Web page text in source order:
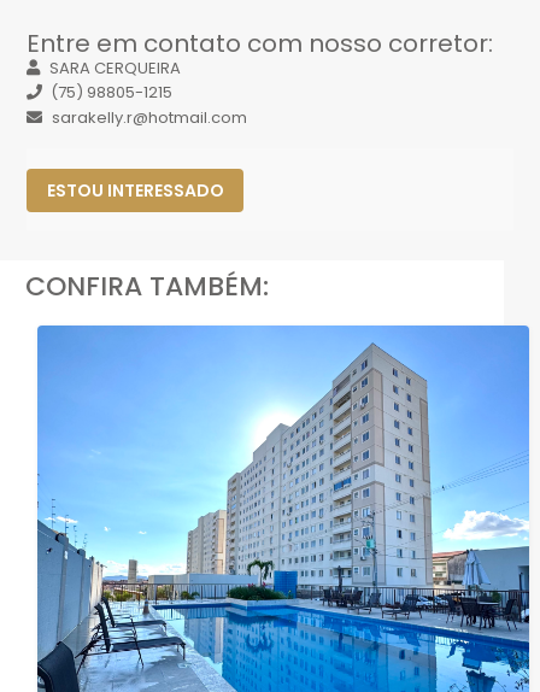
Entre em contato com nosso corretor:
SARA CERQUEIRA
(75) 98805-1215
sarakelly.r@hotmail.com
ESTOU INTERESSADO
CONFIRA TAMBÉM: